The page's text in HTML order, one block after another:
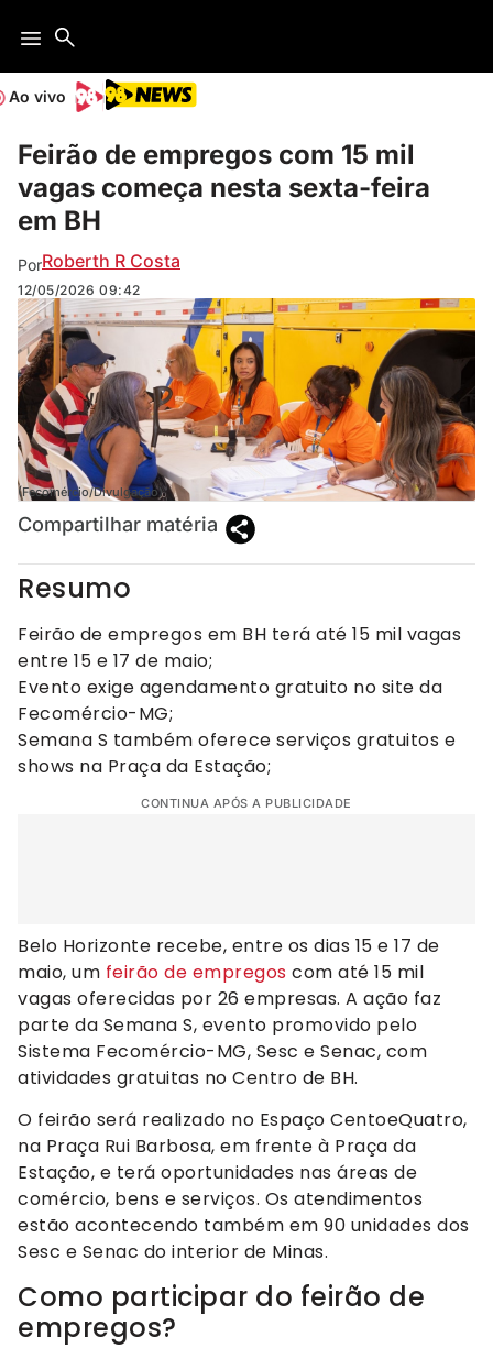
Ao vivo
Feirão de empregos com 15 mil
vagas começa nesta sexta-feira
em BH
PorRoberth R Costa
12/05/2026 09:42
(Fecomércio/Divulgação)
Compartilhar matéria
Resumo
Feirão de empregos em BH terá até 15 mil vagas
entre 15 e 17 de maio;
Evento exige agendamento gratuito no site da
Fecomércio-MG;
Semana S também oferece serviços gratuitos e
shows na Praça da Estação;
CONTINUA APÓS A PUBLICIDADE
Belo Horizonte recebe, entre os dias 15 e 17 de
maio, um feirão de empregos com até 15 mil
vagas oferecidas por 26 empresas. A ação faz
parte da Semana S, evento promovido pelo
Sistema Fecomércio-MG, Sesc e Senac, com
atividades gratuitas no Centro de BH.
O feirão será realizado no Espaço CentoeQuatro,
na Praça Rui Barbosa, em frente à Praça da
Estação, e terá oportunidades nas áreas de
comércio, bens e serviços. Os atendimentos
estão acontecendo também em 90 unidades dos
Sesc e Senac do interior de Minas.
Como participar do feirão de
empregos?